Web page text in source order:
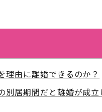
理由に離婚できるのか？
別居期間だと離婚が成立